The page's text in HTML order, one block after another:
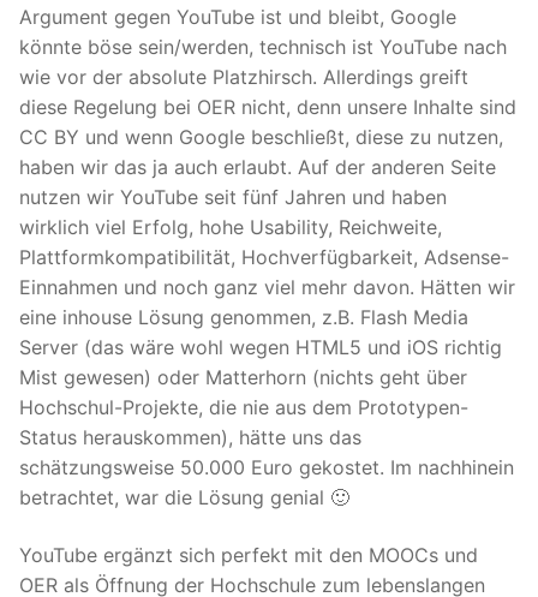
Argument gegen YouTube ist und bleibt, Google
könnte böse sein/werden, technisch ist YouTube nach
wie vor der absolute Platzhirsch. Allerdings greift
diese Regelung bei OER nicht, denn unsere Inhalte sind
CC BY und wenn Google beschließt, diese zu nutzen,
haben wir das ja auch erlaubt. Auf der anderen Seite
nutzen wir YouTube seit fünf Jahren und haben
wirklich viel Erfolg, hohe Usability, Reichweite,
Plattformkompatibilität, Hochverfügbarkeit, Adsense-
Einnahmen und noch ganz viel mehr davon. Hätten wir
eine inhouse Lösung genommen, z.B. Flash Media
Server (das wäre wohl wegen HTML5 und iOS richtig
Mist gewesen) oder Matterhorn (nichts geht über
Hochschul-Projekte, die nie aus dem Prototypen-
Status herauskommen), hätte uns das
schätzungsweise 50.000 Euro gekostet. Im nachhinein
betrachtet, war die Lösung genial 🙂
YouTube ergänzt sich perfekt mit den MOOCs und
OER als Öffnung der Hochschule zum lebenslangen